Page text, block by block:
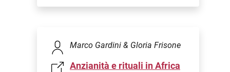
Marco Gardini & Gloria Frisone
Anzianità e rituali in Africa